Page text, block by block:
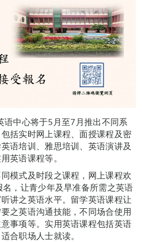
语中心将于5月至7月推出不同系
括实时网上课程、面授课程及密
语培训、雅思培训、英语演讲及
英语课程等。
模式及时段之课程，网上课程欢
，让青少年及早准备所需之英语
讲之英语水平。留学英语课程让
之英语沟通技能，不同场合使用
事项等。实用英语课程包括英语
合职场人士就读。